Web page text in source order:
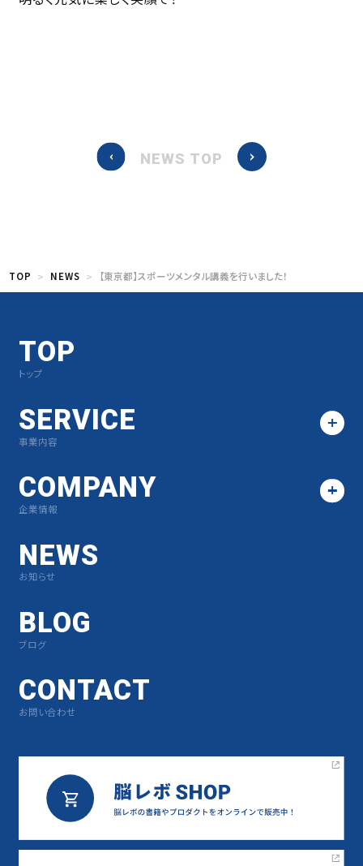
NEWS TOP
TOP NEWS 【東京都】スポーツメンタル講義を行いました！
TOP
トップ
SERVICE
事業内容
COMPANY
企業情報
NEWS
お知らせ
BLOG
ブログ
CONTACT
お問い合わせ